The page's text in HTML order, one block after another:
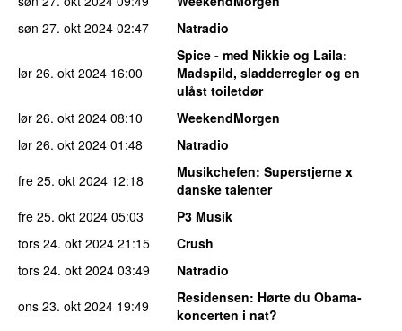
søn 27. okt 2024 02:47 Natradio
lør 26. okt 2024 16:00
Spice - med Nikkie og Laila:
Madspild, sladderregler og en
ulåst toiletdør
lør 26. okt 2024 08:10
WeekendMorgen
lør 26. okt 2024 01:48
Natradio
fre 25. okt 2024 12:18 Musikchefen: Superstjerne x
danske talenter
fre 25. okt 2024 05:03
P3 Musik
tors 24. okt 2024 21:15
Crush
tors 24. okt 2024 03:49
Natradio
ons 23. okt 2024 19:49 Residensen: Hørte du Obama-
koncerten i nat?